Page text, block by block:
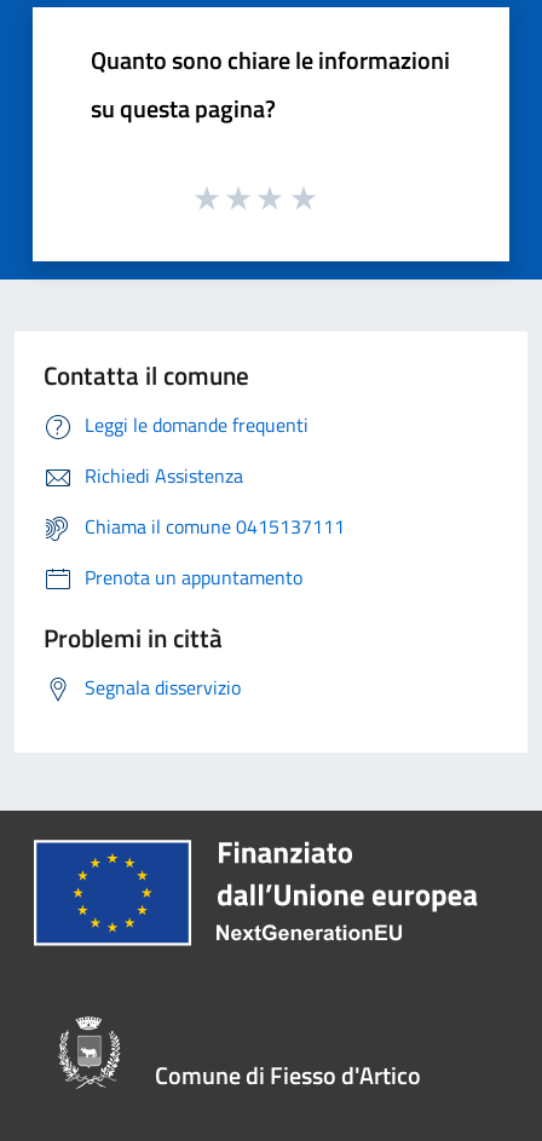
Quanto sono chiare le informazioni
su questa pagina?
Contatta il comune
Leggi le domande frequenti
Richiedi Assistenza
Chiama il comune 0415137111
Prenota un appuntamento
Problemi in città
Segnala disservizio
Comune di Fiesso d'Artico